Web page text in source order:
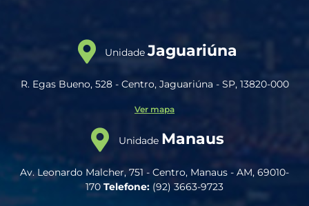
Unidade Jaguariúna
R. Egas Bueno, 528 - Centro, Jaguariúna - SP, 13820-000
Ver mapa
Unidade Manaus
Av. Leonardo Malcher, 751 - Centro, Manaus - AM, 69010-
170 Telefone: (92) 3663-9723